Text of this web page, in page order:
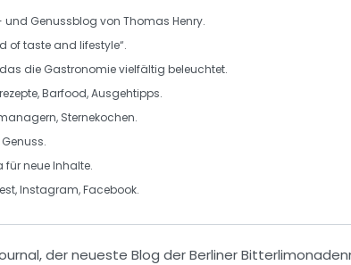
und Genussblog von Thomas Henry.
of taste and lifestyle“.
die Gastronomievielfältig beleuchtet.
,Barfood, Ausgehtipps.
, Sternekochen.
Genuss.
für neue Inhalte.
Instagram, Facebook.
, der neueste Blog der Berliner